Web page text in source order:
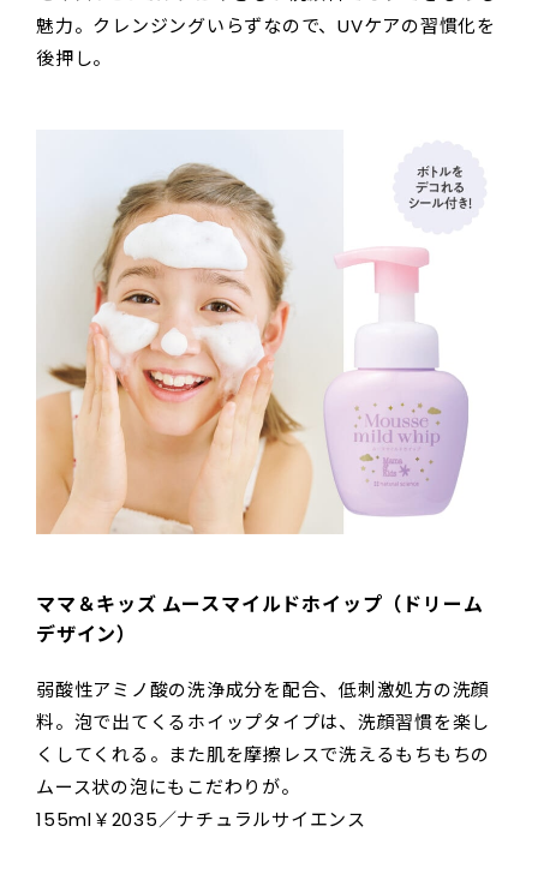
魅力。クレンジングいらずなので、UVケアの習慣化を
後押し。
ママ＆キッズ ムースマイルドホイップ（ドリーム
デザイン）
弱酸性アミノ酸の洗浄成分を配合、低刺激処方の洗顔
料。泡で出てくるホイップタイプは、洗顔習慣を楽し
くしてくれる。また肌を摩擦レスで洗えるもちもちの
ムース状の泡にもこだわりが。
155ml￥2035／ナチュラルサイエンス